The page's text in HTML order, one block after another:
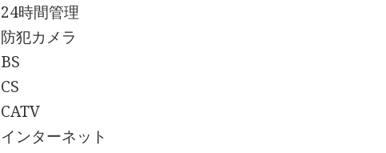
24時間管理
防犯カメラ
BS
CS
CATV
インターネット